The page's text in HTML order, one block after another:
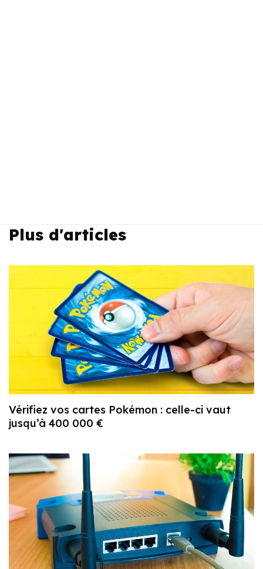
Plus d'articles
Vérifiez vos cartes Pokémon : celle-ci vaut
jusqu’à 400 000 €